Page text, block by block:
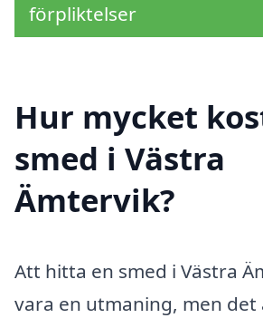
förpliktelser
Hur mycket
smed i Västra
Ämtervik?
Att hitta en smed i Västra
vara en utmaning, men